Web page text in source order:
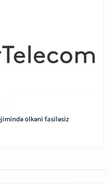
ölkəni fasiləsiz